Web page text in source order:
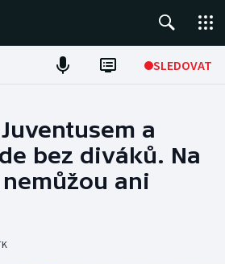
SLEDOVAT
a
bez diváků. Na
ani